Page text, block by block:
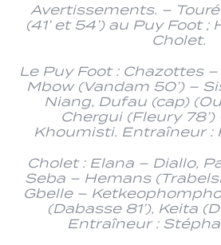
Avertissements. – Touré
(41’ et 54’) au Puy Foot ;
Cholet.
Le Puy Foot : Chazottes
Mbow (Vandam 50’) –
Niang, Dufau (cap)
Chergui (Fleury 78’)
Khoumisti. Entraîneur :
Cholet : Elana – Diallo,
Seba – Hemans
Gbelle –
(Dabasse 81’), Keita
Entraîneur :